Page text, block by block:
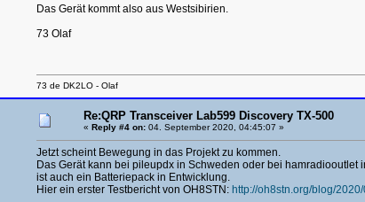
Das Gerät kommt also aus Westsibirien.
73 Olaf
73 de DK2LO - Olaf
Re:QRP Transceiver Lab599 Discovery TX-500
« Reply #4 on:04. September 2020, 04:45:07 »
Jetzt scheint Bewegung in das Projekt zu kommen.
Das Gerät kann bei pileupdx in Schweden oder bei
ist auch ein Batteriepack in Entwicklung.
Hier ein erster Testbericht von OH8STN: http://oh8stn.org/blog/